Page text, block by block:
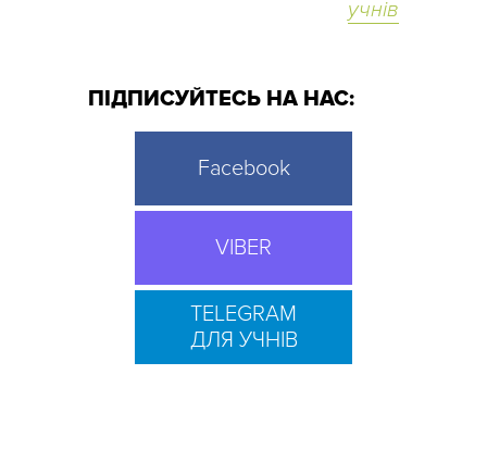
учнів
ПІДПИСУЙТЕСЬ НА НАС:
Facebook
VIBER
TELEGRAM
ДЛЯ УЧНІВ